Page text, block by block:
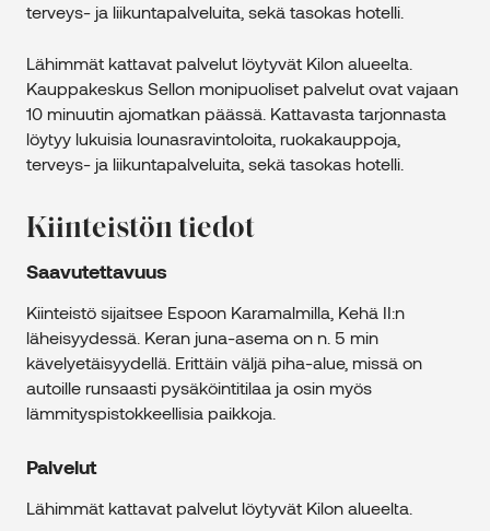
terveys- ja liikuntapalveluita, sekä tasokas hotelli.
Lähimmät kattavat palvelut löytyvät Kilon alueelta.
Kauppakeskus Sellon monipuoliset palvelut ovat vajaan
10 minuutin ajomatkan päässä. Kattavasta tarjonnasta
löytyy lukuisia lounasravintoloita, ruokakauppoja,
terveys- ja liikuntapalveluita, sekä tasokas hotelli.
Kiinteistön tiedot
Saavutettavuus
Kiinteistö sijaitsee Espoon Karamalmilla, Kehä II:n
läheisyydessä. Keran juna-asema on n. 5 min
kävelyetäisyydellä. Erittäin väljä piha-alue, missä on
autoille runsaasti pysäköintitilaa ja osin myös
lämmityspistokkeellisia paikkoja.
Palvelut
Lähimmät kattavat palvelut löytyvät Kilon alueelta.